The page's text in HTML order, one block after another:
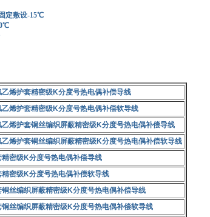
定敷设-15℃
烯护套精密级K分度号热电偶补偿导线
烯护套精密级K分度号热电偶补偿软导线
烯护套铜丝编织屏蔽精密级K分度号热电偶补偿导线
烯护套铜丝编织屏蔽精密级K分度号热电偶补偿软导线
密级K分度号热电偶补偿导线
密级K分度号热电偶补偿软导线
丝编织屏蔽精密级K分度号热电偶补偿导线
丝编织屏蔽精密级K分度号热电偶补偿软导线